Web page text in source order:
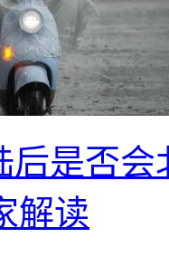
后是否
解读